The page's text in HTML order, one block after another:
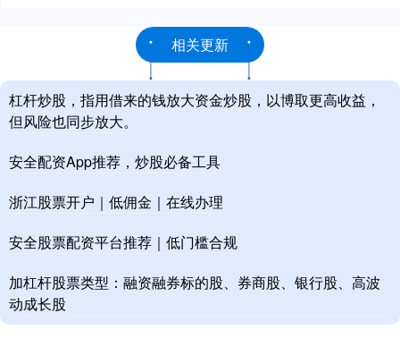
相关更新
杠杆炒股，指用借来的钱放大资金炒股，以博取更高收益，
但风险也同步放大。
安全配资App推荐，炒股必备工具
浙江股票开户｜低佣金｜在线办理
安全股票配资平台推荐｜低门槛合规
加杠杆股票类型：融资融券标的股、券商股、银行股、高波
动成长股